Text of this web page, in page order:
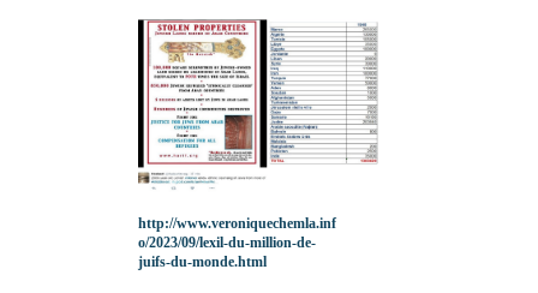
http://www.veroniquechemla.inf
o/2023/09/lexil-du-million-de-
juifs-du-monde.html